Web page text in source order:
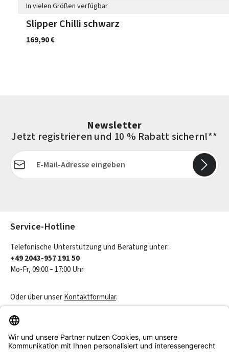
In vielen Größen verfügbar
Slipper Chilli schwarz
169,90 €
Newsletter
Jetzt registrieren und 10 % Rabatt sichern!**
E-Mail-Adresse*
Service-Hotline
Telefonische Unterstützung und Beratung unter:
+49 2043-957 191 50
Mo-Fr, 09:00 – 17:00 Uhr
Oder über unserKontaktformular.